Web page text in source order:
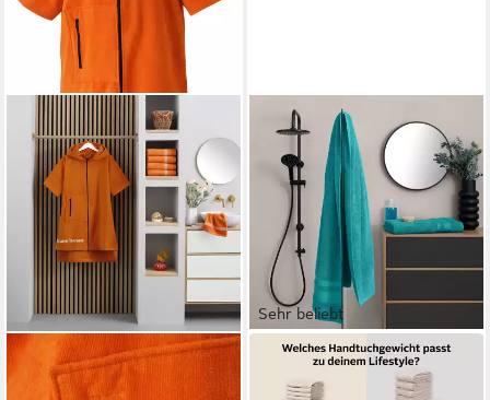
BRUNO BANANI
Badeponcho Daniel, ideal für
Sehr beliebt
OTTO HOME
Saunatuch Vanessa, 2